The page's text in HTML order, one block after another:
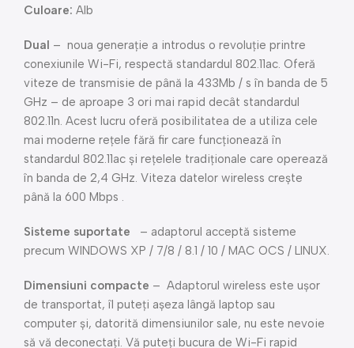
Culoare: Alb
Dual – noua generație a introdus o revoluție printre
conexiunile Wi-Fi, respectă standardul 802.11ac. Oferă
viteze de transmisie de până la 433Mb / s în banda de 5
GHz – de aproape 3 ori mai rapid decât standardul
802.11n. Acest lucru oferă posibilitatea de a utiliza cele
mai moderne rețele fără fir care funcționează în
standardul 802.11ac și rețelele tradiționale care operează
în banda de 2,4 GHz. Viteza datelor wireless crește
până la 600 Mbps .
Sisteme suportate
– adaptorul acceptă sisteme
precum WINDOWS XP / 7/8 / 8.1 / 10 / MAC OCS / LINUX.
Dimensiuni compacte – Adaptorul wireless este ușor
de transportat, îl puteți așeza lângă laptop sau
computer și, datorită dimensiunilor sale, nu este nevoie
să vă deconectați. Vă puteți bucura de Wi-Fi rapid